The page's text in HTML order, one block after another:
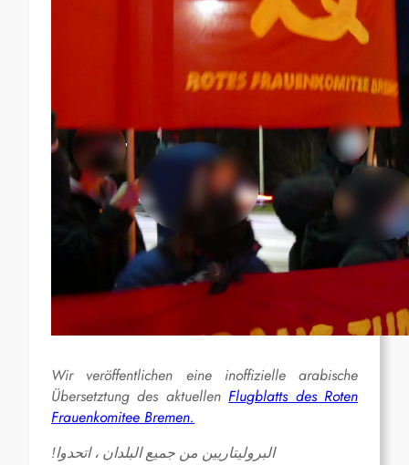
Wir veröffentlichen eine inoffizielle arabische
Übersetztung des aktuellenFlugblatts des Roten
Frauenkomitee Bremen.
!البروليتاريين من جميع البلدان ، اتحدوا